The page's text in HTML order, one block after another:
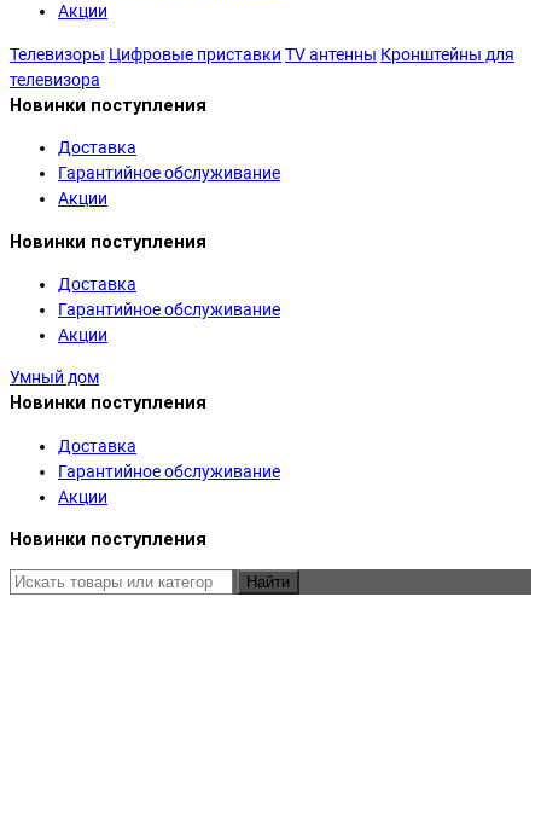
Акции
Телевизоры Цифровые приставки TV антенны Кронштейны для
телевизора
Новинки поступления
Доставка
Гарантийное обслуживание
Акции
Новинки поступления
Доставка
Гарантийное обслуживание
Акции
Умный дом
Новинки поступления
Доставка
Гарантийное обслуживание
Акции
Новинки поступления
Найти